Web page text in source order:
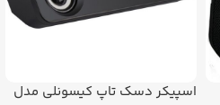
اسپیکر دسک تاپ کیسونلی مدل